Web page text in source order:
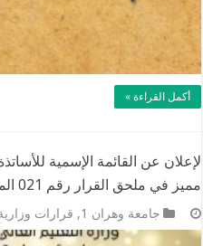
أكمل القراءة »
لإعلان عن القائمة الإسمية
مميز في ملحق القرار رقم 021 المؤرخ في 11 مارس 2025
جامعة وهران 1 , قرارات